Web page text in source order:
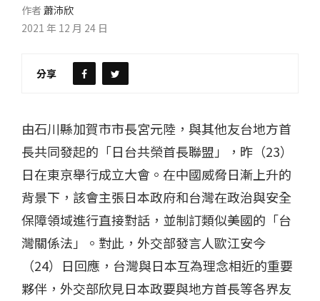
作者 蕭沛欣
2021 年 12 月 24 日
分享
由石川縣加賀市市長宮元陸，與其他友台地方首
長共同發起的「日台共榮首長聯盟」，昨（23）
日在東京舉行成立大會。在中國威脅日漸上升的
背景下，該會主張日本政府和台灣在政治與安全
保障領域進行直接對話，並制訂類似美國的「台
灣關係法」。對此，外交部發言人歐江安今
（24）日回應，台灣與日本互為理念相近的重要
夥伴，外交部欣見日本政要與地方首長等各界友